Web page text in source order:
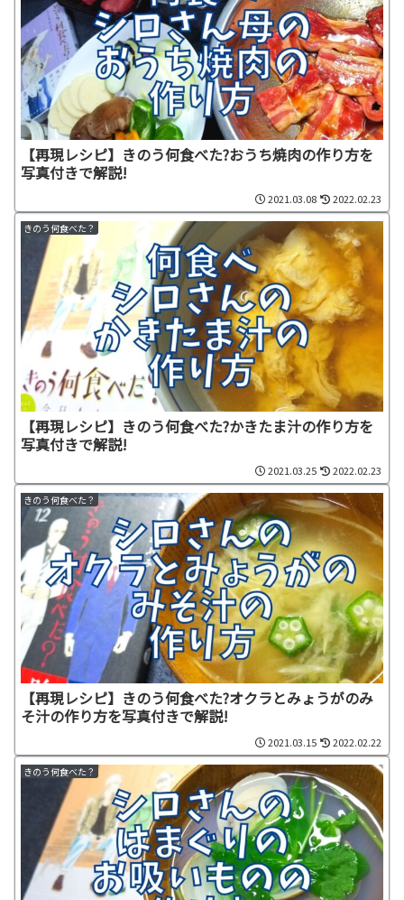
【再現レシピ】きのう何食べた?おうち焼肉の作り方を
写真付きで解説!
2021.03.08 2022.02.23
きのう何食べた？
【再現レシピ】きのう何食べた?かきたま汁の作り方を
写真付きで解説!
2021.03.25 2022.02.23
きのう何食べた？
【再現レシピ】きのう何食べた?オクラとみょうがのみ
そ汁の作り方を写真付きで解説!
2021.03.15 2022.02.22
きのう何食べた？